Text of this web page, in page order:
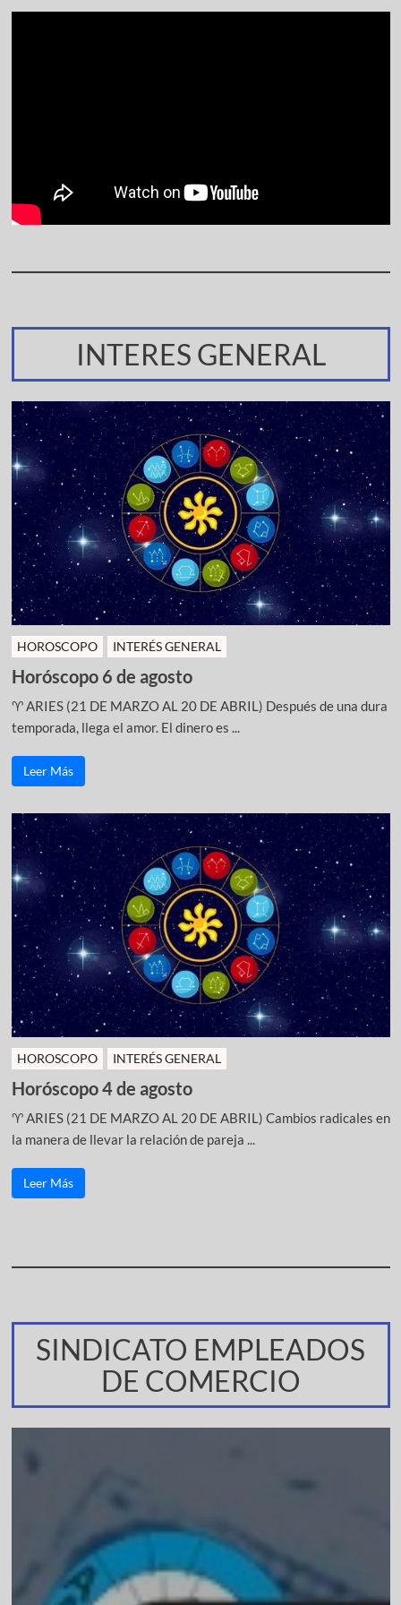
INTERES GENERAL
HOROSCOPO INTERÉS GENERAL
Horóscopo 6 de agosto
♈ ARIES (21 DE MARZO AL 20 DE ABRIL) Después de una dura
temporada, llega el amor. El dinero es ...
Leer Más
HOROSCOPO INTERÉS GENERAL
Horóscopo 4 de agosto
♈ ARIES (21 DE MARZO AL 20 DE ABRIL) Cambios radicales en
la manera de llevar la relación de pareja ...
Leer Más
SINDICATO EMPLEADOS
DE COMERCIO